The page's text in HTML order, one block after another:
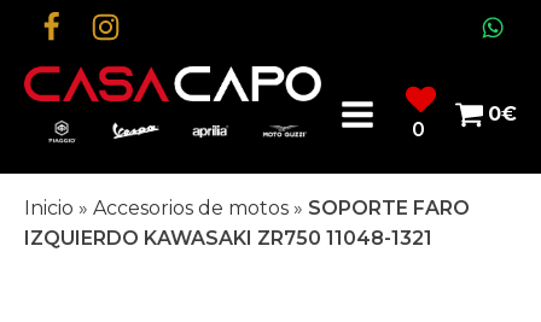
0
0€
Inicio » Accesorios de motos » SOPORTE FARO
IZQUIERDO KAWASAKI ZR750 11048-1321